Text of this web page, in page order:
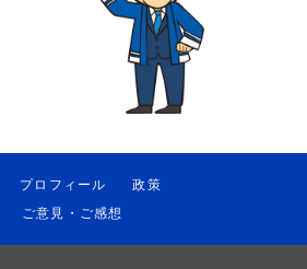
プロフィール
政策
ご意見・ご感想